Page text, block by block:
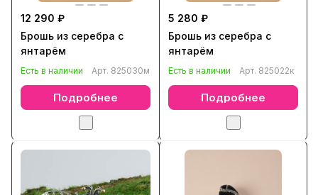
12 290 ₽
Брошь из серебра с
янтарём
Есть в наличии Арт. 825030м
Подробнее
5 280 ₽
Брошь из серебра с
янтарём
Есть в наличии Арт. 825022к
Подробнее